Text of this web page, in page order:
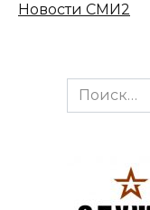
Новости СМИ2
Search
for: